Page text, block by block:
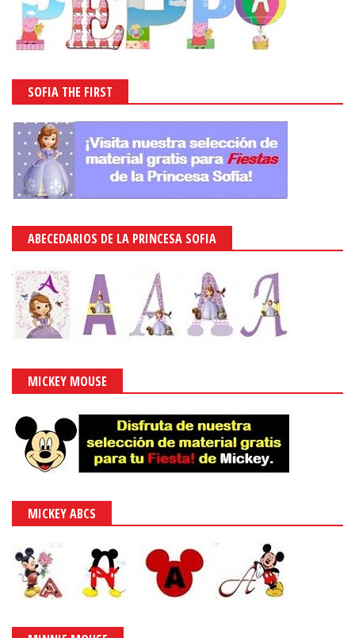
SOFIA THE FIRST
ABECEDARIOS DE LA PRINCESA SOFIA
MICKEY MOUSE
MICKEY ABCS